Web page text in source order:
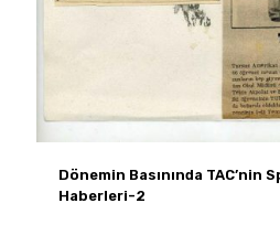
Dönemin Basınında TAC’nin
Haberleri-2